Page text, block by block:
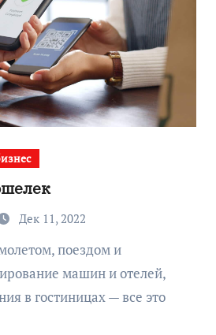
Дек 11, 2022
машин и отелей,
в гостиницах — все это